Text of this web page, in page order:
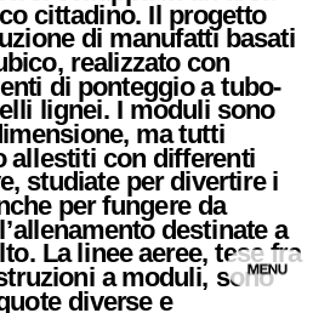
cittadino. Il progetto
di manufatti basati
realizzato con
di ponteggio a tubo-
lignei. I moduli sono
ma tutti
allestiti con differenti
studiate per divertire i
per fungere da
destinate a
La linee aeree, tese fra
a moduli, sono
diverse e